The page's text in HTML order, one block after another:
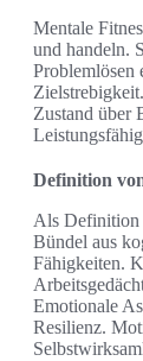
Mentale
und handeln.
Problemlösen
Zustand über
Definition
Als Definition
Bündel aus
Fähigkeiten.
Emotionale
Resilienz.